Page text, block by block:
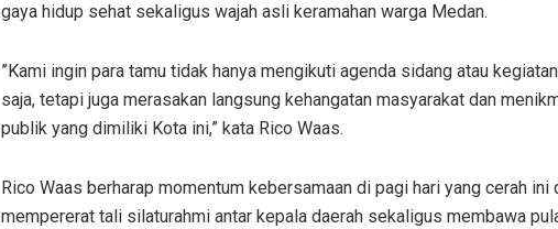
gaya hidup sehat sekaligus wajah asli keramahan warga Medan.
​”Kami ingin para tamu tidak hanya mengikuti agenda sidang atau
saja, tetapi juga merasakan langsung kehangatan masyarakat dan
publik yang dimiliki Kota ini,” kata Rico Waas.
​Rico Waas berharap momentum kebersamaan di pagi hari yang cerah ini
mempererat tali silaturahmi antar kepala daerah sekaligus membawa